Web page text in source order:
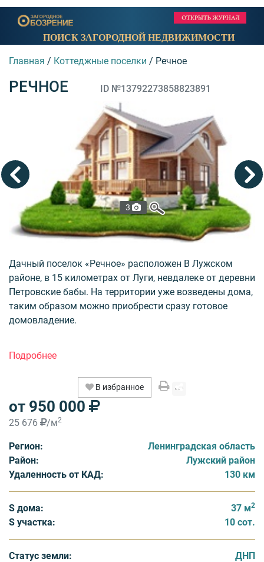
ПОИСК ЗАГОРОДНОЙ НЕДВИЖИМОСТИ
Главная / Коттеджные поселки / Речное
РЕЧНОЕ ID №13792273858823891
3
Дачный поселок «Речное» расположен В Лужском
районе, в 15 километрах от Луги, невдалеке от деревни
Петровские бабы. На территории уже возведены дома,
таким образом можно приобрести сразу готовое
домовладение.
которые поделены на 16 земельных участков. На 12-ти
наделах площадью 10-15 соток уже стоят новые
двухэтажные дома различной планировки. Здания
возведены из натурального профилированного бруса.
У каждого дома - своя изюминка: в одних панорамный
веранда. Строения имеют площадь от 37 до 60
квадратных метров. В зависимости от размеров, в
доме может быть от двух до четырех спален.
Стоимость домовладений, соответственно,
разнообразна. К примеру, дом площадью 63 кв. м на
участке 10 соток стоит 1 100 000 рублей. Постройка
В избранное
от 950 000
25 676 /м2
Регион:
Ленинградская область
Район:
Лужский район
Удаленность от КАД:
130 км
S дома: 37 м2
S участка: 10 сот.
Статус земли:
ДНП